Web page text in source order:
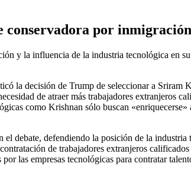
conservadora por
y la influencia de la industria tecnológica en
la decisión de Trump de seleccionar a Sriram
de atraer más trabajadores extranjeros
como Krishnan sólo buscan «enriquecerse»
debate, defendiendo la posición de la industria
de trabajadores extranjeros
las empresas tecnológicas para contratar